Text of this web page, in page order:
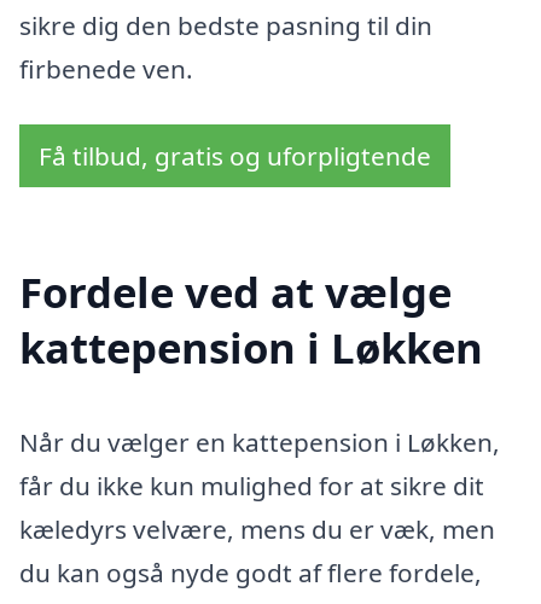
sikre dig den bedste pasning til din
firbenede ven.
Få tilbud, gratis og uforpligtende
Fordele ved at vælge
kattepension i Løkken
Når du vælger en kattepension i Løkken,
får du ikke kun mulighed for at sikre dit
kæledyrs velvære, mens du er væk, men
du kan også nyde godt af flere fordele,